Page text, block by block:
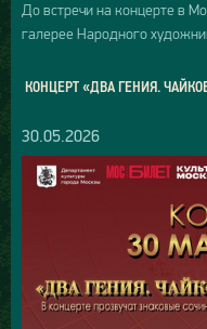
До встречи на концерте в
галерее Народного
КОНЦЕРТ «ДВА ГЕНИЯ.
30.05.2026